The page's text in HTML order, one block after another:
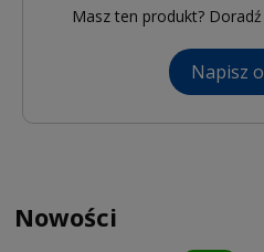
Masz ten produkt?
Napisz
Nowości